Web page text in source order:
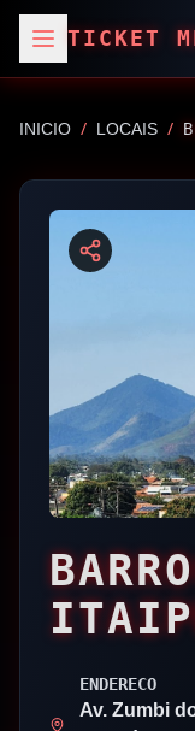
TICKET
INICIO / LOCAIS /
ENDERECO
Av. Zumbi